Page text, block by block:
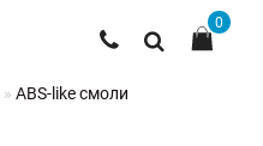
0
ABS-like смоли